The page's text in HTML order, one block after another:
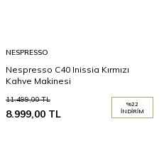
NESPRESSO
Nespresso C40 Inissia Kırmızı
Kahve Makinesi
11.499,00TL
8.999,00 TL
%22
İNDIRIM